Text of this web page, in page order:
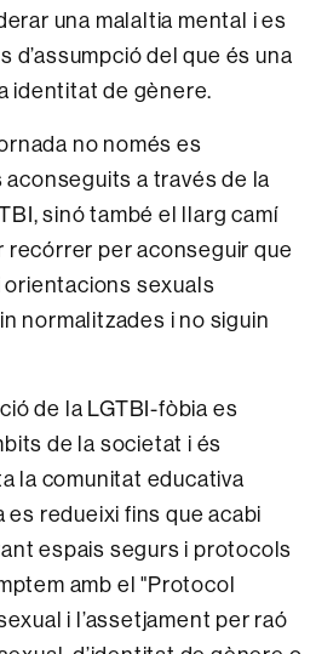
una malaltia mental i es
d’assumpció del que és una
identitat de gènere.
no només es
a través de la
sinó també el llarg camí
recórrer per aconseguir que
sexuals
normalitzades i no siguin
de la LGTBI-fòbia es
de la societat i és
la comunitat educativa
redueixi fins que acabi
espais segurs i protocols
amb el "Protocol
i l’assetjament per raó